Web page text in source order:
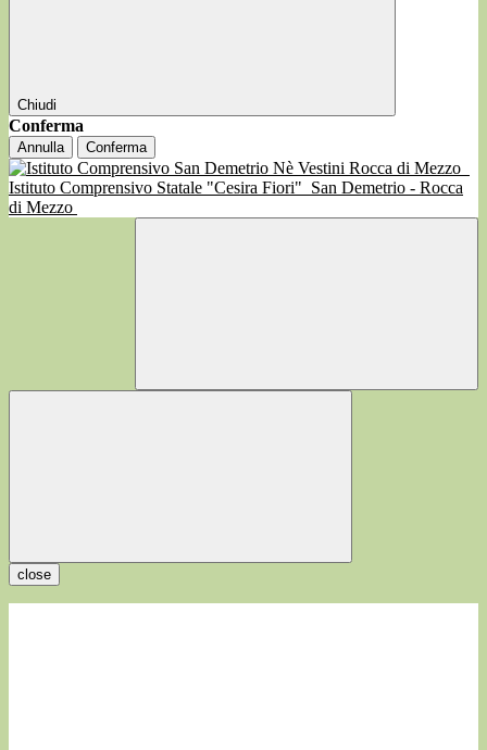
Chiudi
Conferma
Annulla Conferma
Istituto Comprensivo Statale "Cesira Fiori" San Demetrio - Rocca
di Mezzo
close